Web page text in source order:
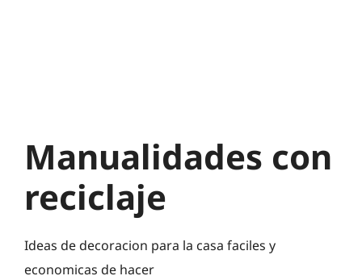
Manualidades con
reciclaje
Ideas de decoracion para la casa faciles y
economicas de hacer